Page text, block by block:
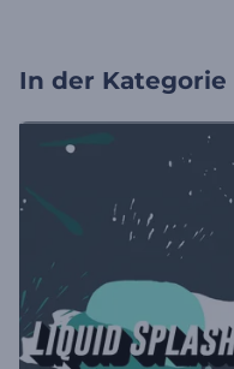
In der Kategorie